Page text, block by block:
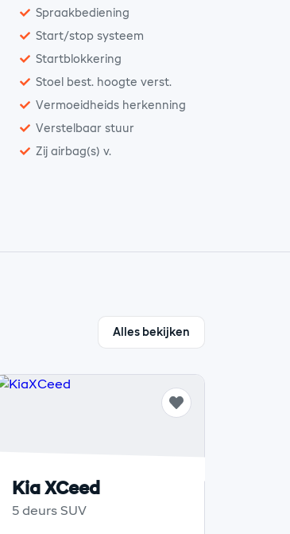
Spraakbediening
Start/stop systeem
Startblokkering
Stoel best. hoogte verst.
Vermoeidheids herkenning
Verstelbaar stuur
Zij airbag(s) v.
Alles bekijken
Kia XCeed
5 deurs SUV